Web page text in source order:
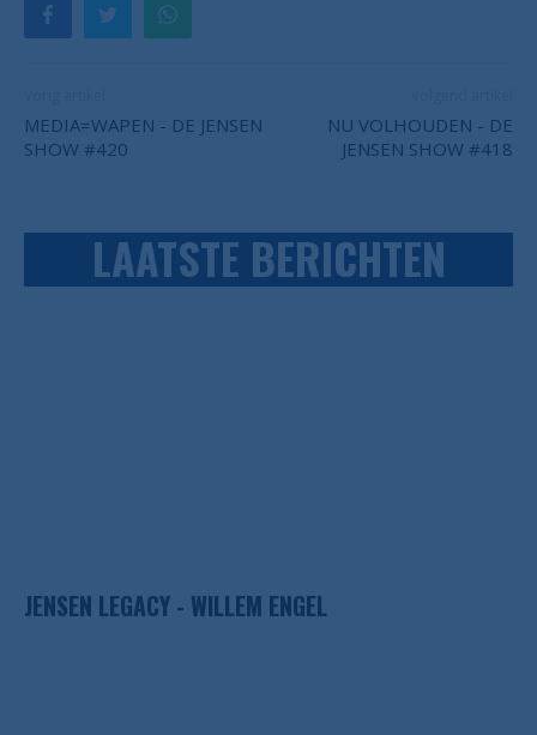
MEDIA=WAPEN - DE JENSEN
SHOW #420
NU VOLHOUDEN - DE
JENSEN SHOW #418
LAATSTE BERICHTEN
JENSEN LEGACY - WILLEM ENGEL